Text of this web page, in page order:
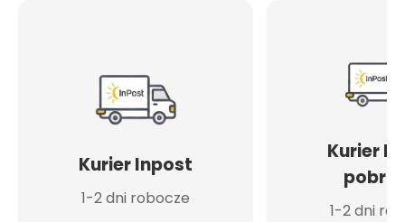
Kurier Inpost
1-2 dni robocze
Kurier
1-2 dni